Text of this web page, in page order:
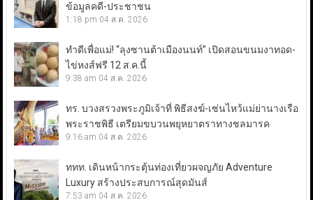
ข้อมูลคดี-ประชาชน
1:18 pm 04 ส.ค. 2026
ทำดีเพื่อแม่! “ลุงซานต้าเมืองนนท์” เปิดสอนขนมงาทอด-
ไข่หงส์ฟรี 12 ส.ค.นี้
9:38 am 04 ส.ค. 2026
ทร. บวงสรวงพระภูมิเจ้าที่ พิธีสงฆ์-เซ่นไหว้แม่ย่านางเรือ
พระราชพิธี เตรียมขบวนพยุหยาตราทางชลมารค
9:16 am 04 ส.ค. 2026
ททท. เดินหน้ากระตุ้นท่องเที่ยวผจญภัย Adventure
Luxury สร้างประสบการณ์สุดมันส์
7:53 am 04 ส.ค. 2026